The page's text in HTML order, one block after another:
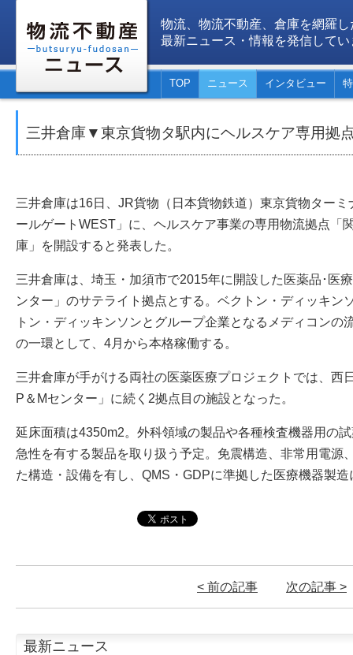
物流、物流不動産、倉庫を網羅し
最新ニュース・情報を発信してい
TOP ニュース インタビュー
三井倉庫▼東京貨物タ駅内にヘルスケア専用拠
三井倉庫は16日、JR貨物（日本貨物鉄道）東京貨物ター
ールゲートWEST」に、ヘルスケア事業の専用物流拠点「
庫」を開設すると発表した。
三井倉庫は、埼玉・加須市で2015年に開設した医薬品･医
ンター」のサテライト拠点とする。ベクトン・ディッキン
トン・ディッキンソンとグループ企業となるメディコンの
の一環として、4月から本格稼働する。
三井倉庫が手がける両社の医薬医療プロジェクトでは、西
P＆Mセンター」に続く2拠点目の施設となった。
延床面積は4350m2。外科領域の製品や各種検査機器用の
急性を有する製品を取り扱う予定。免震構造、非常用電源
た構造・設備を有し、QMS・GDPに準拠した医療機器製
< 前の記事 次の記事 >
最新ニュース